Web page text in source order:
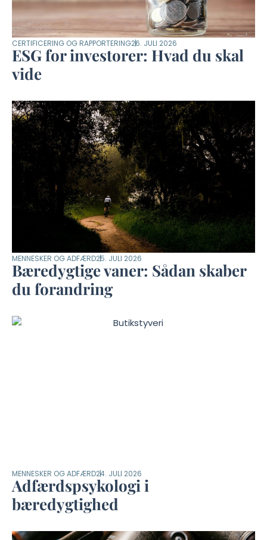
CERTIFICERING OG RAPPORTERING26. JULI 2026
ESG for investorer: Hvad du skal
vide
MENNESKER OG ADFÆRD25. JULI 2026
Bæredygtige vaner: Sådan skaber
du forandring
MENNESKER OG ADFÆRD24. JULI 2026
Adfærdspsykologi i
bæredygtighed